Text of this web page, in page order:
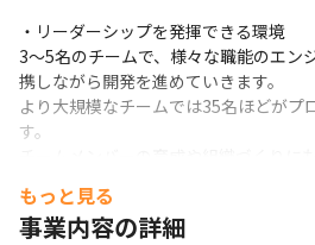
・リーダーシップを発揮できる環境
3～5名のチームで、様々な職能のエン
携しながら開発を進めていきます。
より大規模なチームでは35名ほどがプ
す。
もっと見る
事業内容の詳細